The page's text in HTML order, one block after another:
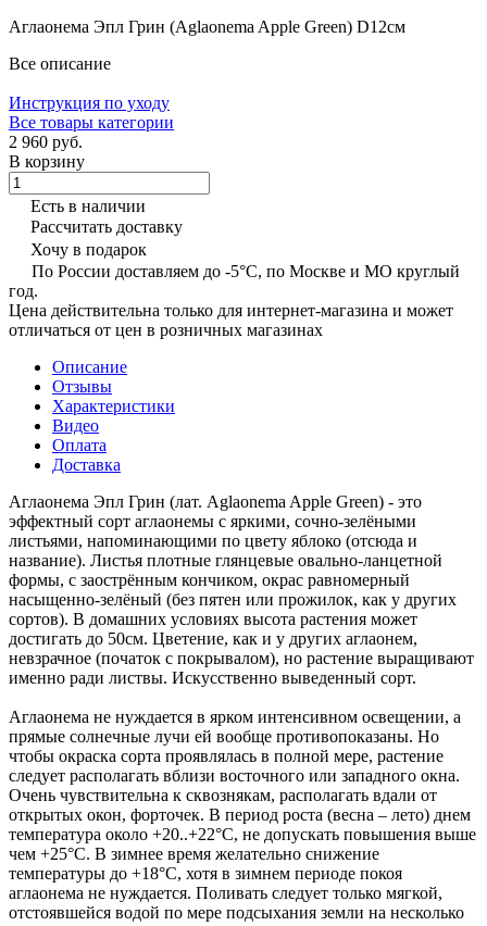
Аглаонема Эпл Грин (Aglaonema Apple Green) D12см
Все описание
Инструкция по уходу
Все товары категории
2 960 руб.
В корзину
Есть в наличии
Рассчитать доставку
Хочу в подарок
По России доставляем до -5°C, по Москве и МО круглый
год.
Цена действительна только для интернет-магазина и может
отличаться от цен в розничных магазинах
Описание
Отзывы
Характеристики
Видео
Оплата
Доставка
Аглаонема Эпл Грин (лат. Aglaonema Apple Green) - это
эффектный сорт аглаонемы с яркими, сочно-зелёными
листьями, напоминающими по цвету яблоко (отсюда и
название). Листья плотные глянцевые овально-ланцетной
формы, с заострённым кончиком, окрас равномерный
насыщенно-зелёный (без пятен или прожилок, как у других
сортов). В домашних условиях высота растения может
достигать до 50см. Цветение, как и у других аглаонем,
невзрачное (початок с покрывалом), но растение выращивают
именно ради листвы. Искусственно выведенный сорт.
Аглаонема не нуждается в ярком интенсивном освещении, а
прямые солнечные лучи ей вообще противопоказаны. Но
чтобы окраска сорта проявлялась в полной мере, растение
следует располагать вблизи восточного или западного окна.
Очень чувствительна к сквознякам, располагать вдали от
открытых окон, форточек. В период роста (весна – лето) днем
температура около +20..+22°С, не допускать повышения выше
чем +25°C. В зимнее время желательно снижение
температуры до +18°C, хотя в зимнем периоде покоя
аглаонема не нуждается. Поливать следует только мягкой,
отстоявшейся водой по мере подсыхания земли на несколько